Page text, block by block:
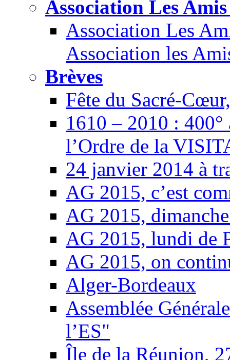
Association Les
Association Les
Association les
Brèves
Fête du Sacré-
1610 – 2010 :
l’Ordre de la
24 janvier 2014 à
AG 2015, c’est
AG 2015,
AG 2015, lundi de
AG 2015, on
Alger-Bordeaux
Assemblée
l’ES"
Île de la Réunion,